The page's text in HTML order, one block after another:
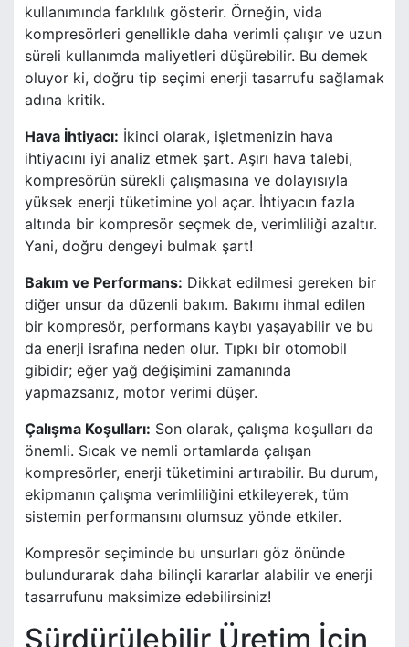
kullanımında farklılık gösterir. Örneğin, vida
kompresörleri genellikle daha verimli çalışır ve uzun
süreli kullanımda maliyetleri düşürebilir. Bu demek
oluyor ki, doğru tip seçimi enerji tasarrufu sağlamak
adına kritik.
Hava İhtiyacı: İkinci olarak, işletmenizin hava
ihtiyacını iyi analiz etmek şart. Aşırı hava talebi,
kompresörün sürekli çalışmasına ve dolayısıyla
yüksek enerji tüketimine yol açar. İhtiyacın fazla
altında bir kompresör seçmek de, verimliliği azaltır.
Yani, doğru dengeyi bulmak şart!
Bakım ve Performans: Dikkat edilmesi gereken bir
diğer unsur da düzenli bakım. Bakımı ihmal edilen
bir kompresör, performans kaybı yaşayabilir ve bu
da enerji israfına neden olur. Tıpkı bir otomobil
gibidir; eğer yağ değişimini zamanında
yapmazsanız, motor verimi düşer.
Çalışma Koşulları: Son olarak, çalışma koşulları da
önemli. Sıcak ve nemli ortamlarda çalışan
kompresörler, enerji tüketimini artırabilir. Bu durum,
ekipmanın çalışma verimliliğini etkileyerek, tüm
sistemin performansını olumsuz yönde etkiler.
Kompresör seçiminde bu unsurları göz önünde
bulundurarak daha bilinçli kararlar alabilir ve enerji
tasarrufunu maksimize edebilirsiniz!
Sürdürülebilir Üretim İçin